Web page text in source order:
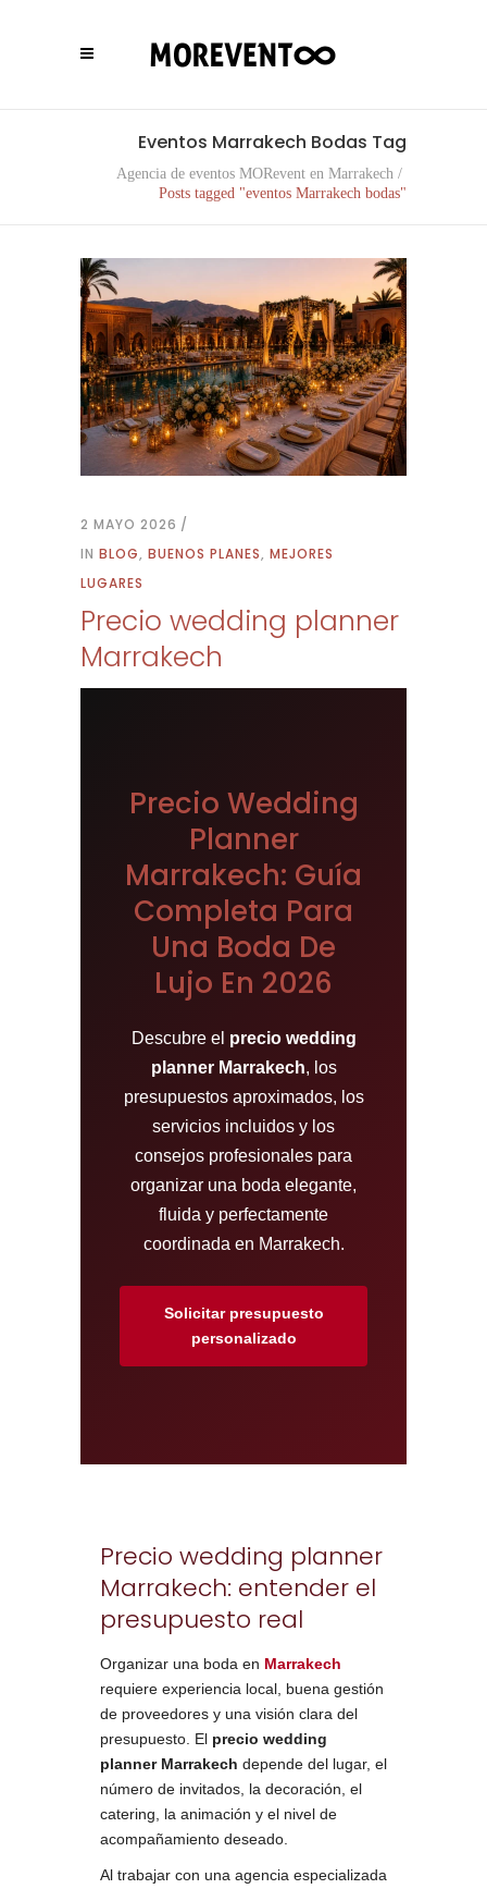
Eventos Marrakech Bodas Tag
Agencia de eventos MORevent en Marrakech /
Posts tagged "eventos Marrakech bodas"
2 MAYO 2026
IN BLOG, BUENOS PLANES, MEJORES
LUGARES
Precio wedding planner
Marrakech
Precio Wedding
Planner
Marrakech: Guía
Completa Para
Una Boda De
Lujo En 2026
Descubre el precio wedding
planner Marrakech, los
presupuestos aproximados, los
servicios incluidos y los
consejos profesionales para
organizar una boda elegante,
fluida y perfectamente
coordinada en Marrakech.
Solicitar presupuesto
personalizado
Precio wedding planner
Marrakech: entender el
presupuesto real
Organizar una boda en Marrakech
requiere experiencia local, buena gestión
de proveedores y una visión clara del
presupuesto. El precio wedding
planner Marrakech depende del lugar, el
número de invitados, la decoración, el
catering, la animación y el nivel de
acompañamiento deseado.
Al trabajar con una agencia especializada